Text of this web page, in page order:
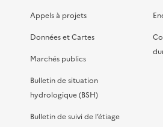
Appels à projets
Données et Cartes
Marchés publics
Bulletin de situation
hydrologique (BSH)
Bulletin de suivi de l’étiage